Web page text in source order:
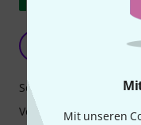
Mit unseren
Tolle Trommel
Sound
Verarbeitung